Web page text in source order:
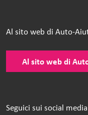
Al sito web di Auto-
Al sito web di
Seguici sui social media